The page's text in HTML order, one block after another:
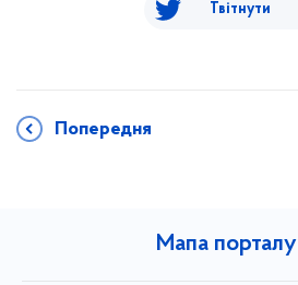
Твітнути
Попередня
Мапа порталу